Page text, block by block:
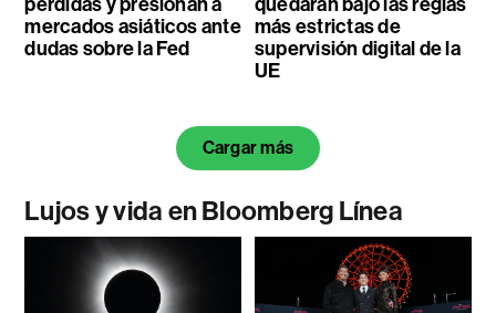
mercados asiáticos ante
dudas sobre la Fed
más estrictas de
supervisión digital de la
UE
Cargar más
Lujos y vida en Bloomberg Línea